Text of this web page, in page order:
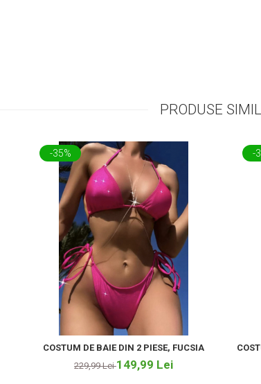
PRODUSE
-35%
COSTUM DE BAIE DIN 2 PIESE, FUCSIA
229,99 Lei149,99 Lei
-